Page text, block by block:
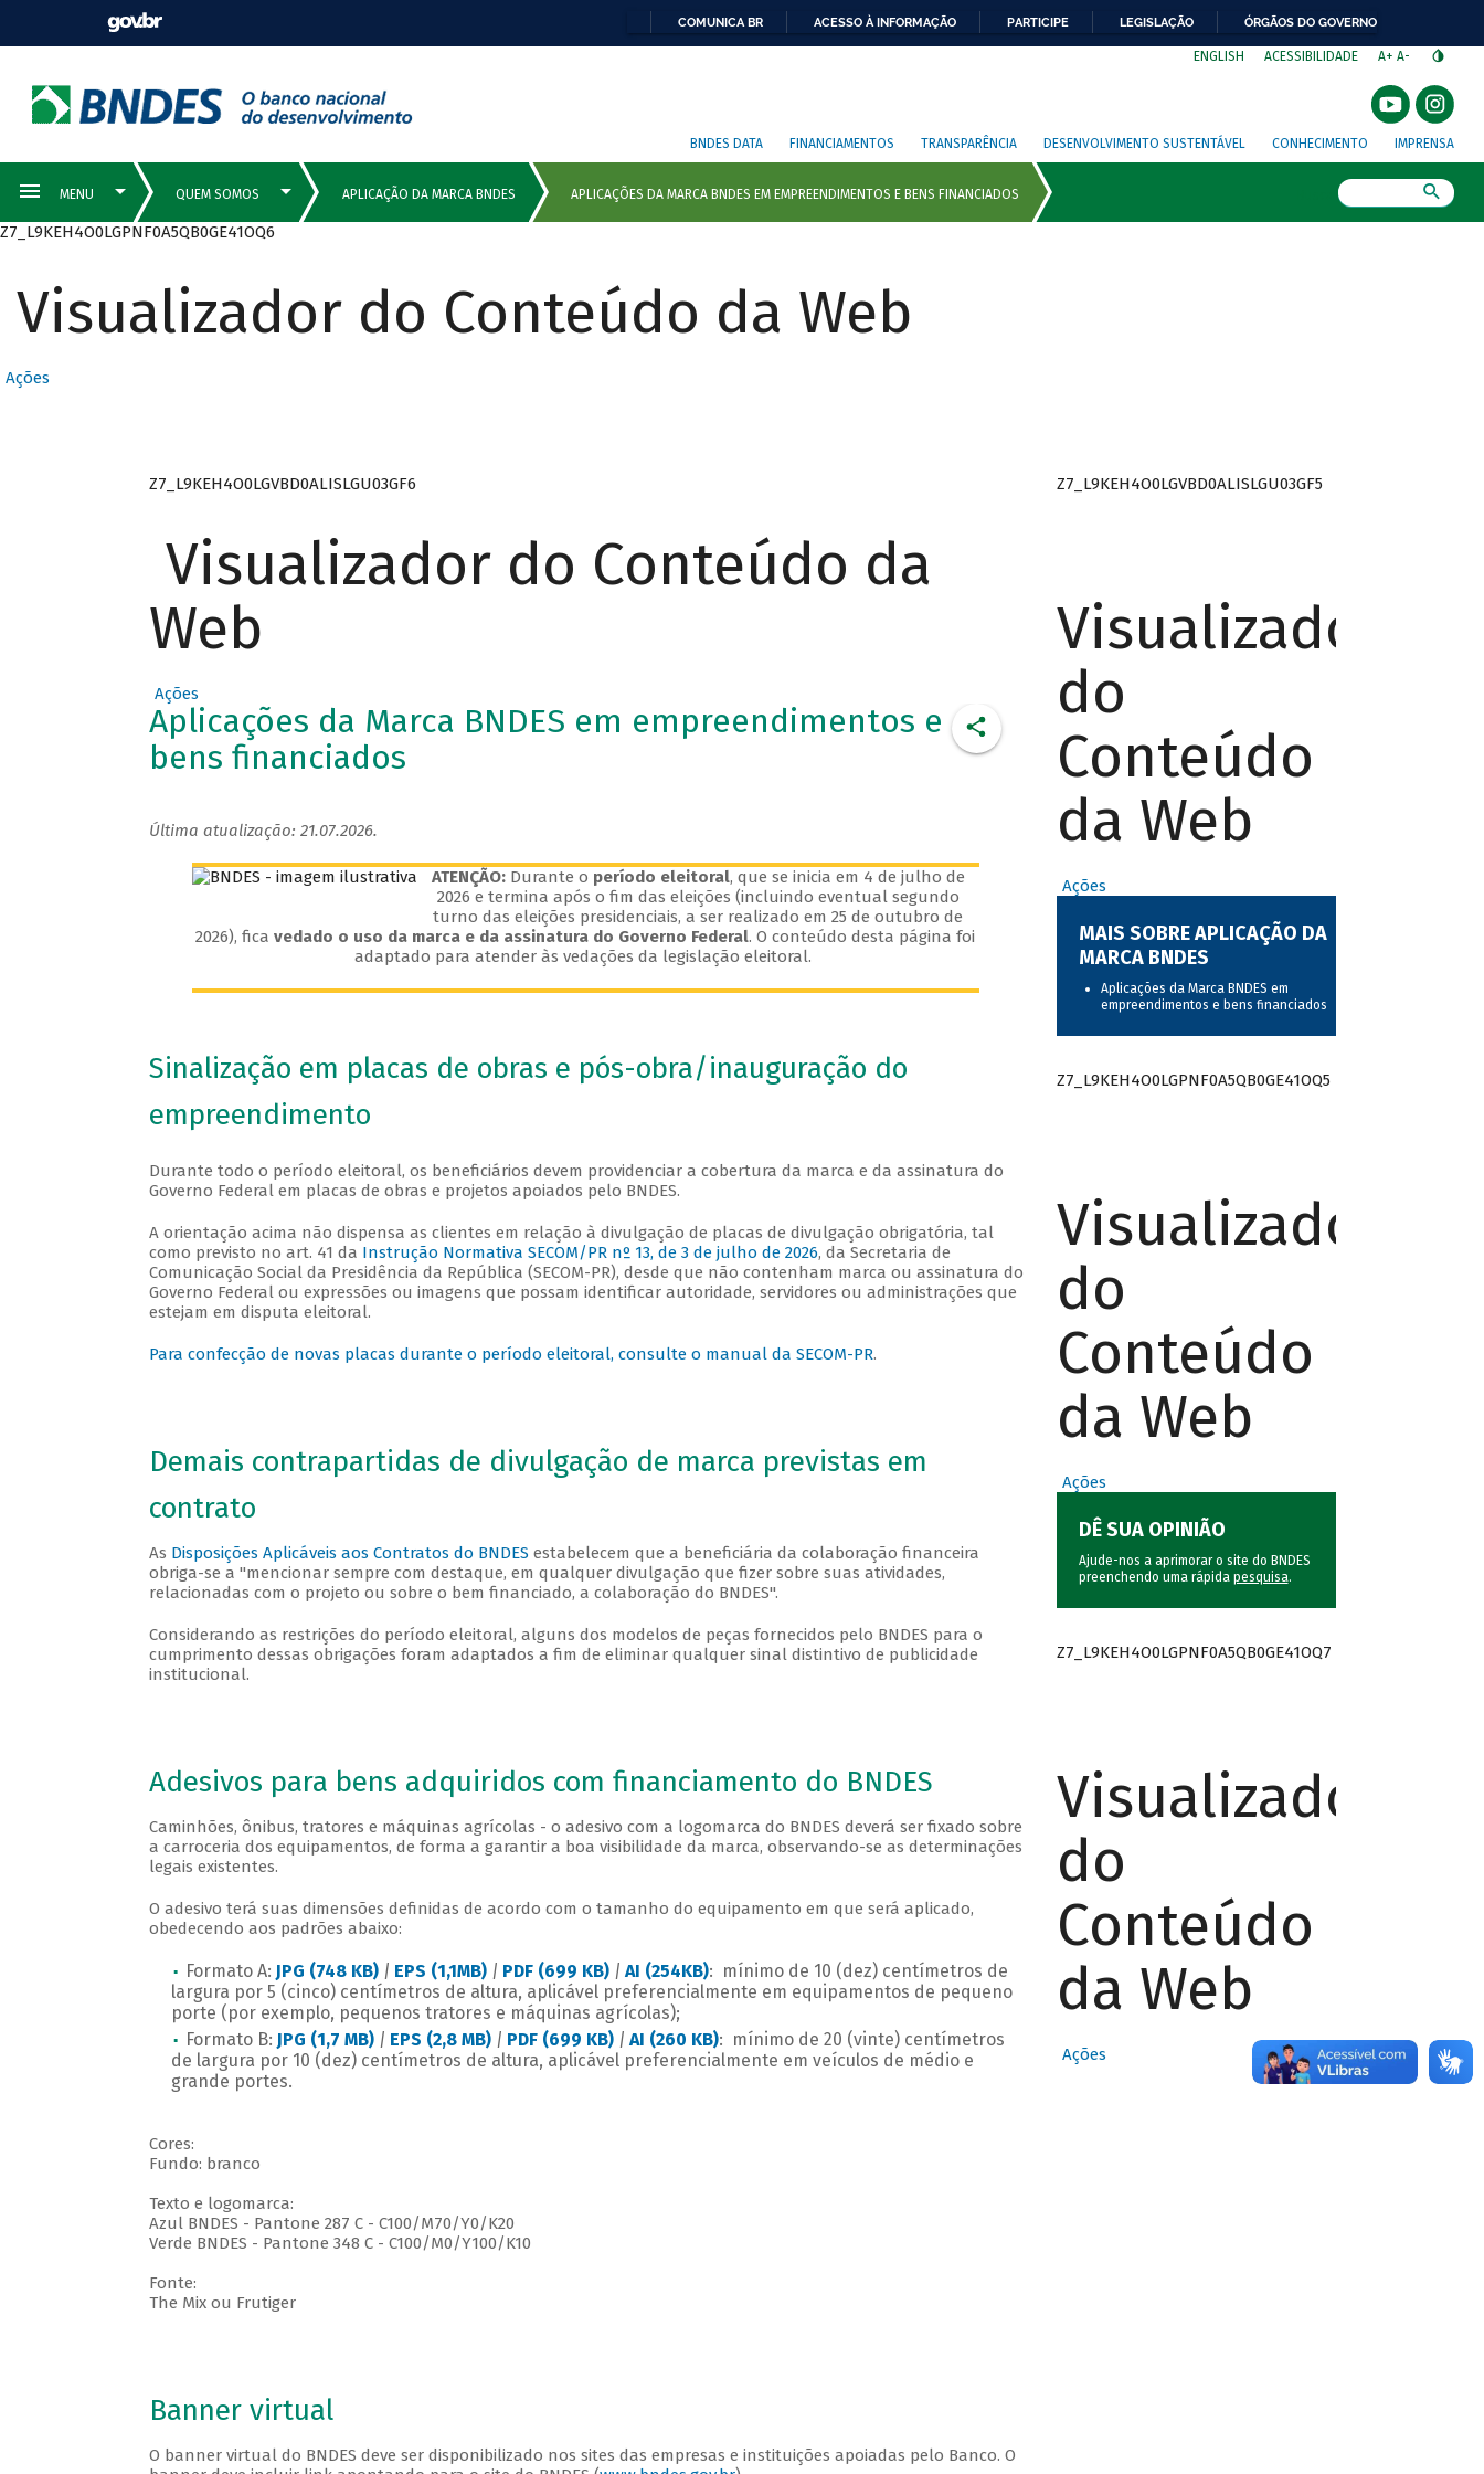
COMUNICA BR ACESSO À INFORMAÇÃO PARTICIPE LEGISLAÇÃO ÓRGÃOS DO GOVERNO
ENGLISH ACESSIBILIDADE A+ A-
BNDES DATA FINANCIAMENTOS TRANSPARÊNCIA DESENVOLVIMENTO SUSTENTÁVEL CONHECIMENTO IMPRENSA
Z7_L9KEH4O0LGPNF0A5QB0GE41OQ6
Visualizador do Conteúdo da Web
Ações
Z7_L9KEH4O0LGVBD0ALISLGU03GF6
Visualizador do Conteúdo da
Web
Ações
Aplicações da Marca BNDES em empreendimentos e
bens financiados
Última atualização: 21.07.2026.
ATENÇÃO:Durante o período eleitoral, que se inicia em 4 de julho de
2026 e termina após o fim das eleições (incluindo eventual segundo
turno das eleições presidenciais, a ser realizado em 25 de outubro de
2026), ficavedado o uso da marca e da assinatura do Governo Federal. O conteúdo desta página foi
adaptado para atender às vedações da legislação eleitoral.
Sinalização em placas de obras e pós-obra/inauguração do
empreendimento
Durante todo o período eleitoral, os beneficiários devem providenciar a cobertura da marca e da assinatura do
Governo Federal em placas de obras e projetos apoiados pelo BNDES.
A orientação acima não dispensa as clientes em relação à divulgação de placas de divulgação obrigatória, tal
como previsto no art. 41 da Instrução Normativa SECOM/PR nº 13, de 3 de julho de 2026, da Secretaria de
Comunicação Social da Presidência da República (SECOM-PR), desde que não contenham marca ou assinatura do
Governo Federal ou expressões ou imagens que possam identificar autoridade, servidores ou administrações que
estejam em disputa eleitoral.
Para confecção de novas placas durante o período eleitoral, consulte o manual da SECOM-PR.
Demais contrapartidas de divulgação de marca previstas em
contrato
As Disposições Aplicáveis aos Contratos do BNDES estabelecem que a beneficiária da colaboração financeira
obriga-se a "mencionar sempre com destaque, em qualquer divulgação que fizer sobre suas atividades,
relacionadas com o projeto ou sobre o bem financiado, a colaboração do BNDES".
Considerando as restrições do período eleitoral, alguns dos modelos de peças fornecidos pelo BNDES para o
cumprimento dessas obrigações foram adaptados a fim de eliminar qualquer sinal distintivo de publicidade
institucional.
Adesivos para bens adquiridos com financiamento do BNDES
Caminhões, ônibus, tratores e máquinas agrícolas - o adesivo com a logomarca do BNDES deverá ser fixado sobre
a carroceria dos equipamentos, de forma a garantir a boa visibilidade da marca, observando-se as determinações
legais existentes.
O adesivo terá suas dimensões definidas de acordo com o tamanho do equipamento em que será aplicado,
obedecendo aos padrões abaixo:
Formato A: JPG (748 KB) | EPS (1,1MB)| PDF (699 KB)| AI (254KB): mínimo de 10 (dez) centímetros de
largura por 5 (cinco) centímetros de altura, aplicável preferencialmente em equipamentos de pequeno
porte (por exemplo, pequenos tratores e máquinas agrícolas);
Formato B: JPG (1,7 MB)| EPS (2,8 MB)| PDF (699 KB)| AI (260 KB): mínimo de 20 (vinte) centímetros
de largura por 10 (dez) centímetros de altura, aplicável preferencialmente em veículos de médio e
grande portes.
Cores:
Fundo: branco
Texto e logomarca:
Azul BNDES - Pantone 287 C - C100/M70/Y0/K20
Verde BNDES - Pantone 348 C - C100/M0/Y100/K10
Fonte:
The Mix ou Frutiger
Banner virtual
O banner virtual do BNDES deve ser disponibilizado nos sites das empresas e instituições apoiadas pelo Banco. O
Z7_L9KEH4O0LGVBD0ALISLGU03GF5
Visualizador
do
Conteúdo
da Web
Ações
MAIS SOBRE APLICAÇÃO DA
MARCA BNDES
Aplicações da Marca BNDES em
empreendimentos e bens financiados
Z7_L9KEH4O0LGPNF0A5QB0GE41OQ5
Visualizador
do
Conteúdo
da Web
Ações
DÊ SUA OPINIÃO
Ajude-nos a aprimorar o site do BNDES
preenchendo uma rápida pesquisa.
Z7_L9KEH4O0LGPNF0A5QB0GE41OQ7
Visualizador
do
Conteúdo
da Web
Ações